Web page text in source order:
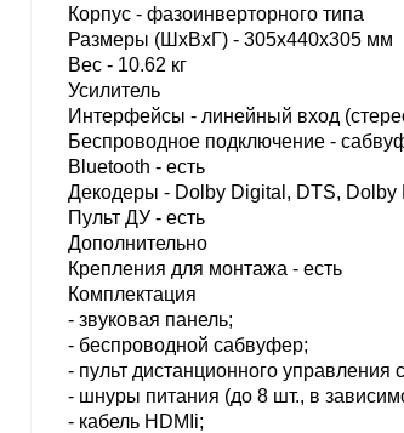
Корпус - фазоинверторного типа
Размеры (ШхВхГ) - 305x440x305 мм
Вес - 10.62 кг
Усилитель
Интерфейсы - линейный вход
Беспроводное подключение -
Bluetooth - есть
Декодеры - Dolby Digital, DTS, Dolby
Пульт ДУ - есть
Дополнительно
Крепления для монтажа - есть
Комплектация
- звуковая панель;
- беспроводной сабвуфер;
- пульт дистанционного управления
- шнуры питания (до 8 шт., в
- кабель HDMIi;